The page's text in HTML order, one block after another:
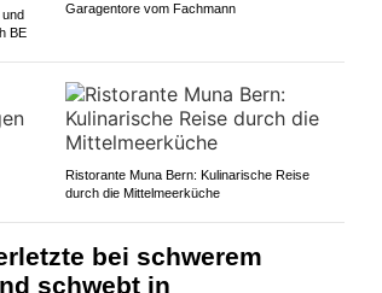
BE
Garagentore vom Fachmann
Ristorante Muna Bern: Kulinarische Reise
durch die Mittelmeerküche
bei schwerem
schwebt in